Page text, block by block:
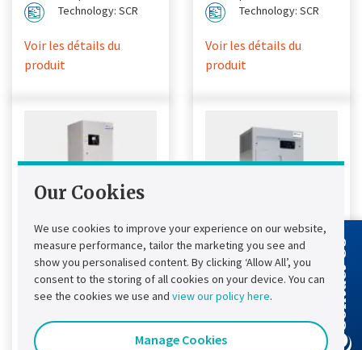
Technology: SCR
Voir les détails du
produit
Technology: SCR
Voir les détails du
produit
Chloride®
FP50R UPS DC
Chloride® FP50R DC
UPS est conçu pour
Chloride®
FP20R UPS DC
Conçu pour fournir une
solution simple, rapide
Contact Us
Our Cookies
We use cookies to improve your experience on our website,
measure performance, tailor the marketing you see and
show you personalised content. By clicking ‘Allow All’, you
consent to the storing of all cookies on your device. You can
see the cookies we use and view our policy here.
Manage Cookies